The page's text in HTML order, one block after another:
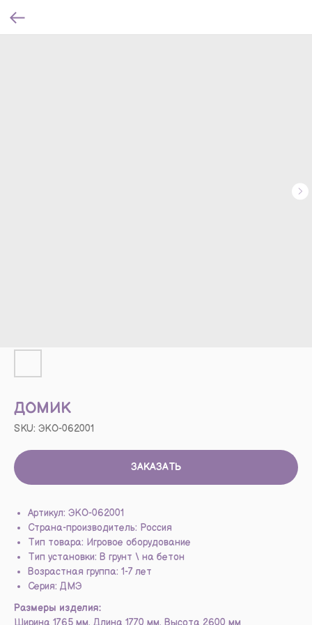
ДОМИК
SKU: ЭКО-062001
ЗАКАЗАТЬ
Артикул: ЭКО-062001
Страна-производитель: Россия
Тип товара: Игровое оборудование
Тип установки: В грунт \ на бетон
Возрастная группа: 1-7 лет
Серия: ДМЭ
Размеры изделия:
Ширина 1765 мм, Длина 1770 мм, Высота 2600 мм